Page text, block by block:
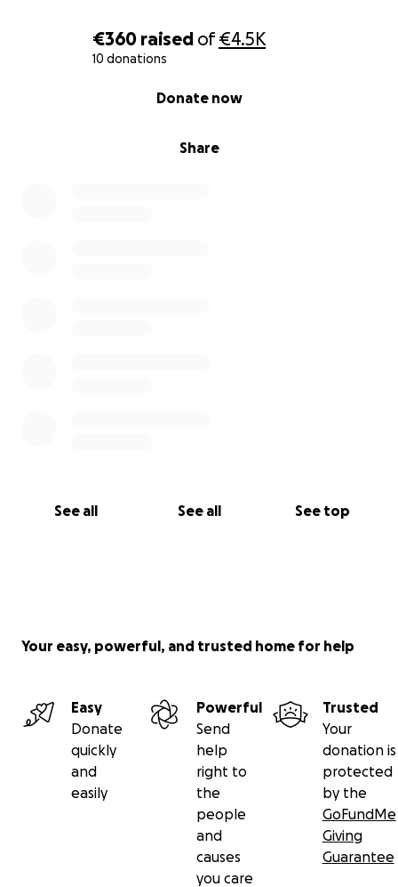
€360 raised of€4.5K
10 donations
Share
Donate now
See all See all See top
Your easy, powerful, and trusted home for help
Easy
Donate
quickly
and
easily
Powerful
Send
help
right to
the
people
and
causes
you care
Trusted
Your
donation is
protected
by the
GoFundMe
Giving
Guarantee